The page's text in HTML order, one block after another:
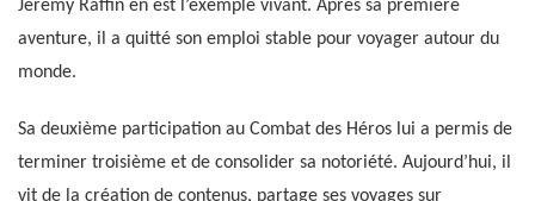
Jérémy Raffin en est l’exemple vivant. Après sa première
aventure, il a quitté son emploi stable pour voyager autour du
monde.
Sa deuxième participation au Combat des Héros lui a permis de
terminer troisième et de consolider sa notoriété. Aujourd’hui, il
vit de la création de contenus, partage ses voyages sur